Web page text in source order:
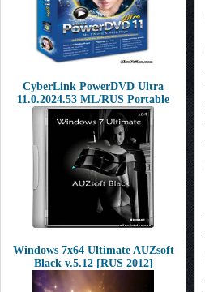
CyberLink PowerDVD Ultra
11.0.2024.53 ML/RUS Portable
Windows 7х64 Ultimate AUZsoft
Black v.5.12 [RUS 2012]